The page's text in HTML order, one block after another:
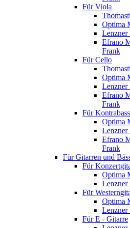
Für Viola
Optima
Lenzner
Efrano
Frank
Für Cello
Optima
Lenzner
Efrano
Frank
Für Kontrabass
Optima
Lenzner
Efrano
Frank
Für Gitarren und
Für
Optima
Lenzner
Für
Optima
Lenzner
Für E - Gitarre